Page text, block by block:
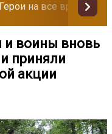
Герои на все времена
и воины вновь
приняли
акции